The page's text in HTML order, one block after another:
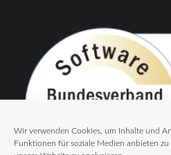
Wir verwenden Cookies, um Inhalte und
Funktionen für soziale Medien anbieten